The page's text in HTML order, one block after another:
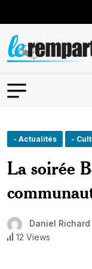
- Actualités -
La soirée
Daniel Richard
12 Views